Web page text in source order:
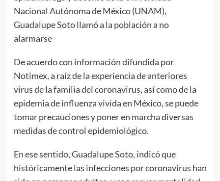
Nacional Autónoma de México (UNAM),
Guadalupe Soto llamó a la población a no
alarmarse
De acuerdo con información difundida por
Notimex, a raíz de la experiencia de anteriores
virus de la familia del coronavirus, así como de la
epidemia de influenza vivida en México, se puede
tomar precauciones y poner en marcha diversas
medidas de control epidemiológico.
En ese sentido, Guadalupe Soto, indicó que
históricamente las infecciones por coronavirus han